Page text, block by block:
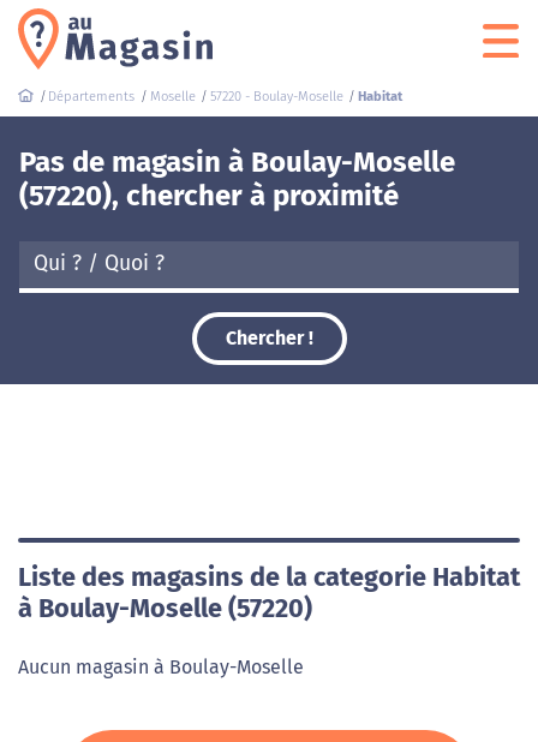
Départements Moselle 57220 - Boulay-Moselle Habitat
Pas de magasin à Boulay-Moselle
(57220), chercher à proximité
Chercher !
Liste des magasins de la categorie Habitat
à Boulay-Moselle (57220)
Aucun magasin à Boulay-Moselle